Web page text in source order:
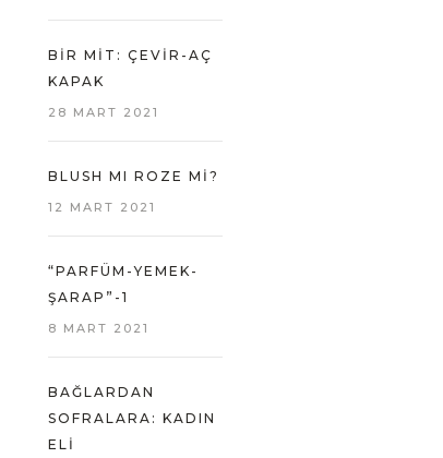
BIR MIT: ÇEVIR-AÇ
KAPAK
28 MART 2021
BLUSH MI ROZE MI?
12 MART 2021
“PARFÜM-YEMEK-
ŞARAP”-1
8 MART 2021
BAĞLARDAN
SOFRALARA: KADIN
ELI